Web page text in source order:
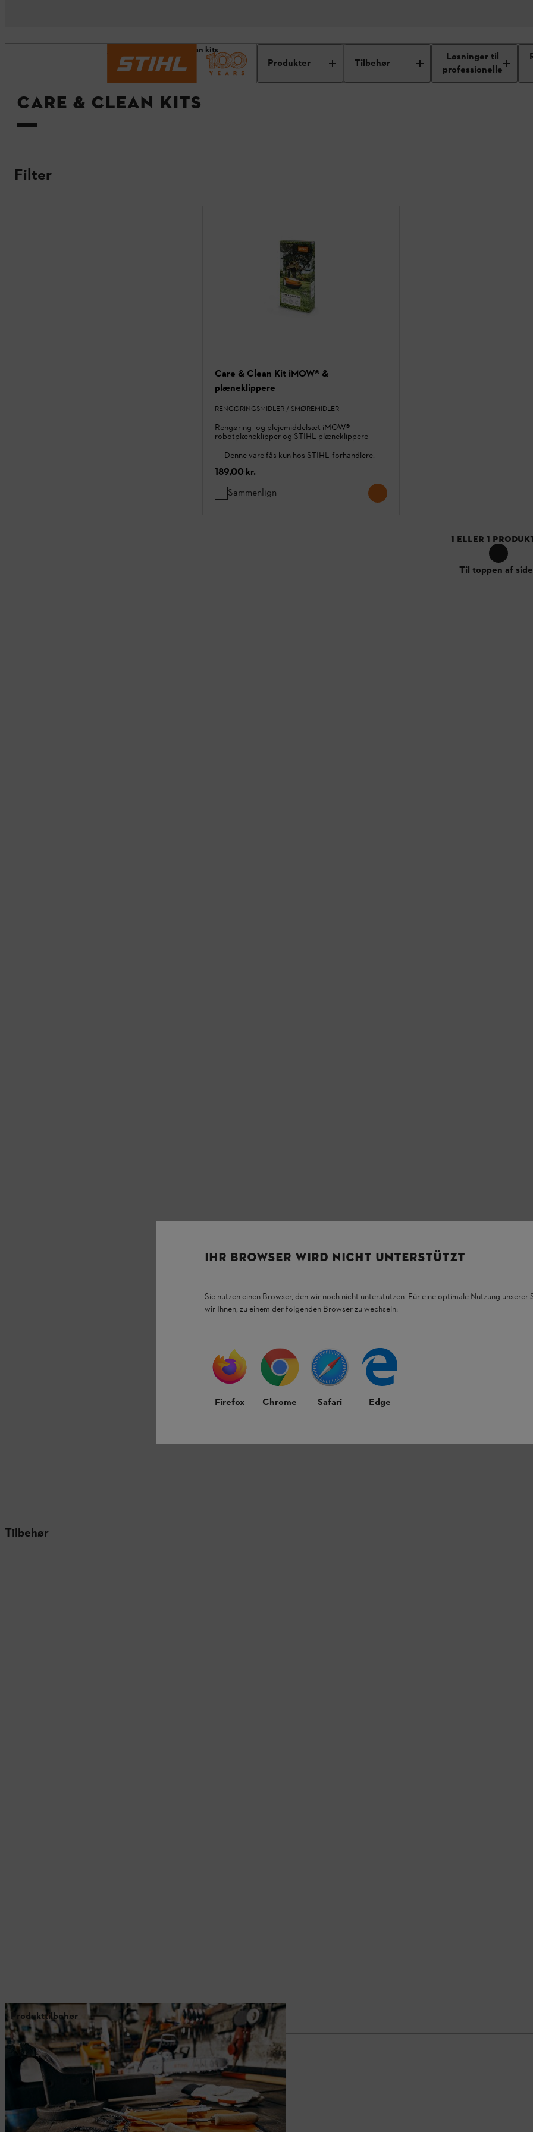
Produkter Tilbehør
Løsninger til
professionelle
Care & Clean kits
CARE & CLEAN KITS
Filter
Care & Clean Kit iMOW® &
plæneklippere
RENGØRINGSMIDLER / SMØREMIDLER
Rengøring- og plejemiddelsæt iMOW®
robotplæneklipper og STIHL plæneklippere
Denne vare fås kun hos STIHL-forhandlere.
189,00 kr.
Sammenlign
1 ELLER 1
Til toppen af
Tilbehør
Produkttilbehør
IHR BROWSER WIRD NICHT UNTERSTÜTZT
Sie nutzen einen Browser, den wir noch nicht unterstützen. Für eine optimale Nutzung unserer
wir Ihnen, zu einem der folgenden Browser zu wechseln:
Firefox Chrome Safari Edge